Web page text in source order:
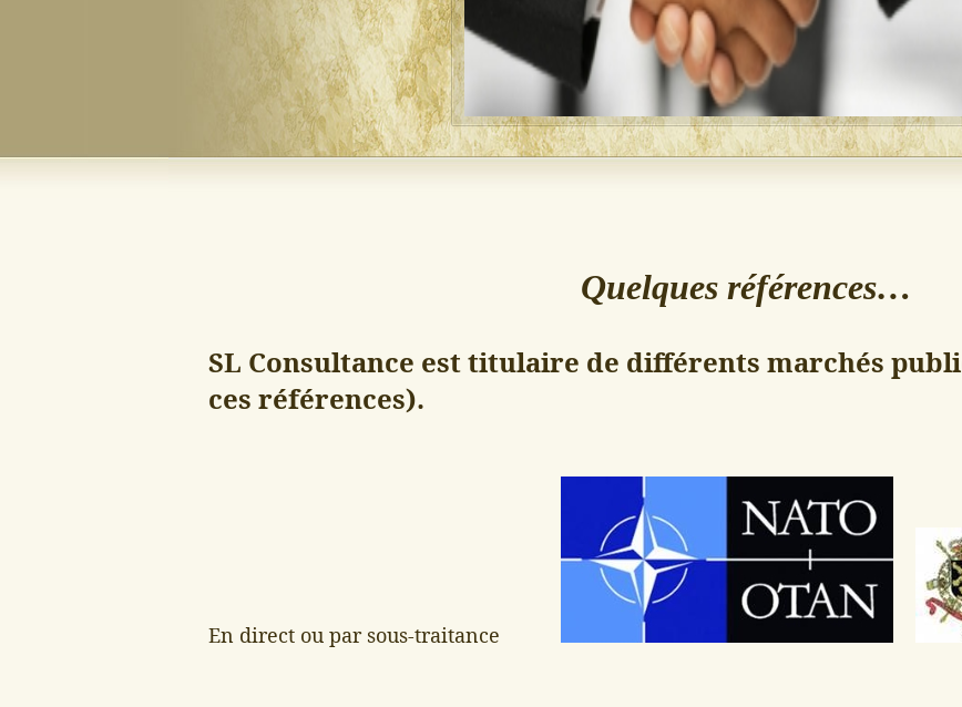
Quelques références…
SL Consultance est titulaire de différents marchés
ces références).
En direct ou par sous-traitance